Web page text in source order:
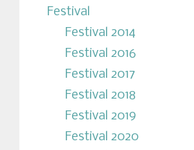
Festival
Festival 2014
Festival 2016
Festival 2017
Festival 2018
Festival 2019
Festival 2020